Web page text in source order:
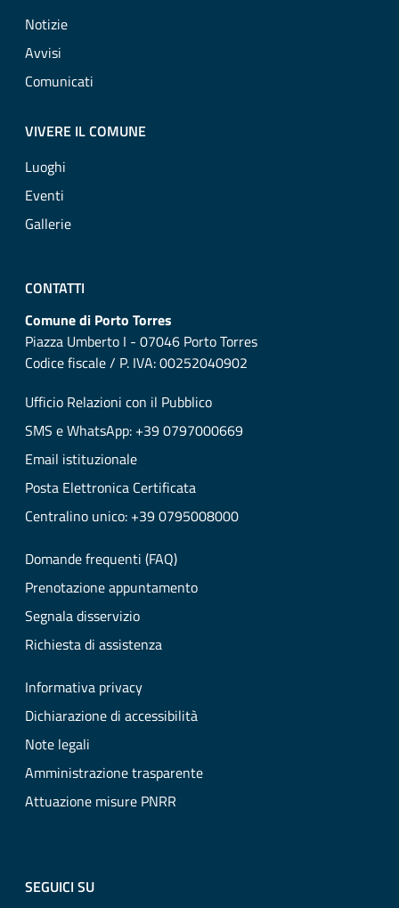
Notizie
Avvisi
Comunicati
VIVERE IL COMUNE
Luoghi
Eventi
Gallerie
CONTATTI
Comune di Porto Torres
Piazza Umberto I - 07046 Porto Torres
Codice fiscale / P. IVA: 00252040902
Ufficio Relazioni con il Pubblico
SMS e WhatsApp: +39 0797000669
Email istituzionale
Posta Elettronica Certificata
Centralino unico: +39 0795008000
Domande frequenti (FAQ)
Prenotazione appuntamento
Segnala disservizio
Richiesta di assistenza
Informativa privacy
Dichiarazione di accessibilità
Note legali
Amministrazione trasparente
Attuazione misure PNRR
SEGUICI SU